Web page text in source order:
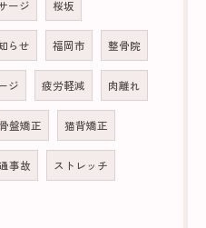
ージ 桜坂
らせ 福岡市 整骨院
ジ 疲労軽減 肉離れ
骨盤矯正 猫背矯正
事故 ストレッチ